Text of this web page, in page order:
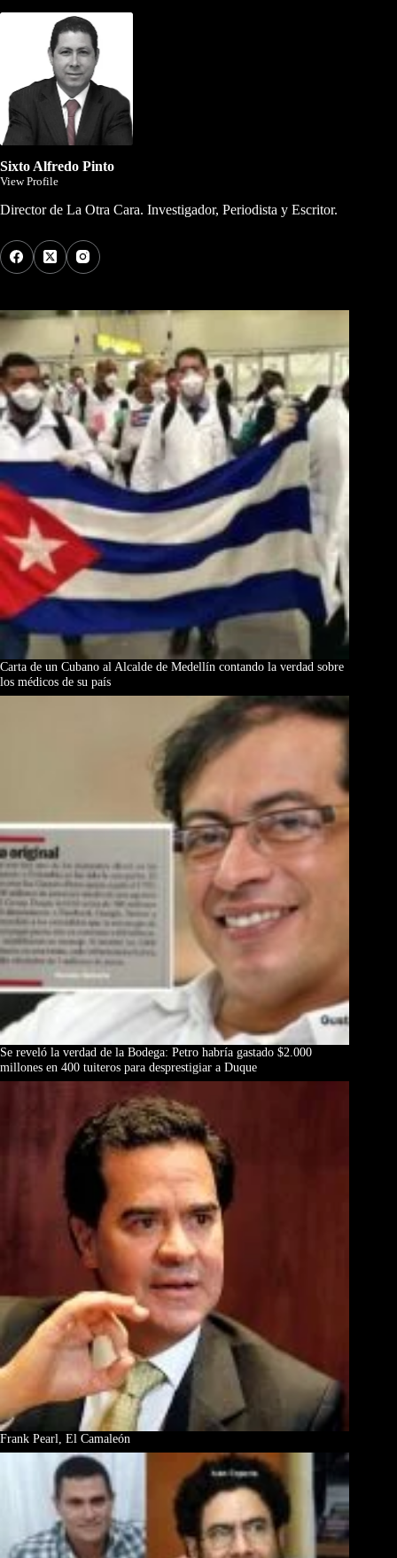
Sixto Alfredo Pinto
View Profile
Director de La Otra Cara. Investigador, Periodista y Escritor.
Carta de un Cubano al Alcalde de Medellín contando la verdad sobre
los médicos de su país
Se reveló la verdad de la Bodega: Petro habría gastado $2.000
millones en 400 tuiteros para desprestigiar a Duque
Frank Pearl, El Camaleón